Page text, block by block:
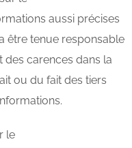
aussi précises
être tenue responsable
des carences dans la
ou du fait des tiers
le